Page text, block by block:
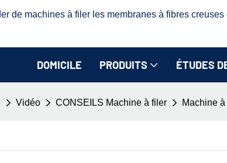
de machines à filer les membranes à fibres creuses
DOMICILE PRODUITS ÉTUDES
Vidéo CONSEILS Machine à filer Machine